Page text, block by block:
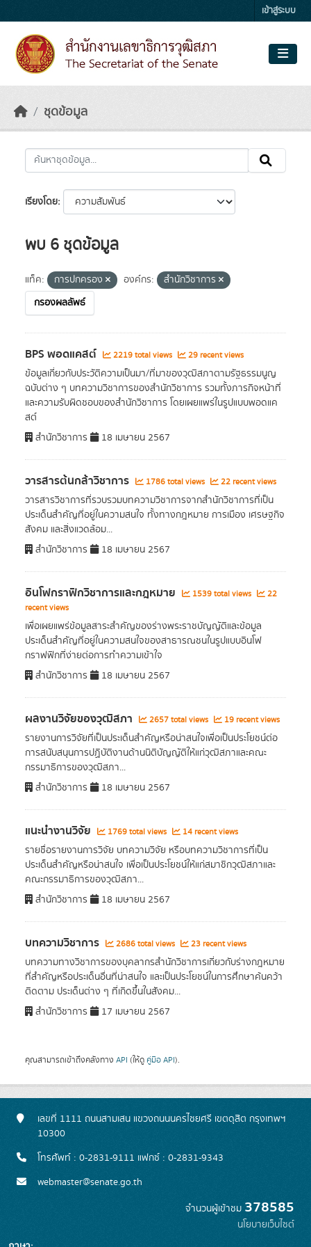
เข้าสู่ระบบ
ชุดข้อมูล
เรียงโดย
พบ 6 ชุดข้อมูล
แท็ค: การปกครอง องค์กร:
สำนักวิชาการ
กรองผลลัพธ์
BPS พอดแคสต์ 2219 total views 29 recent views
ข้อมูลเกี่ยวกับประวัติความเป็นมา/ที่มาของวุฒิสภาตามรัฐธรรมนูญ
ฉบับต่าง ๆ บทความวิชาการของสำนักวิชาการ รวมทั้งภารกิจหน้าที่
และความรับผิดชอบของสำนักวิชาการ โดยเผยแพร่ในรูปแบบพอดแค
สต์
สำนักวิชาการ
18 เมษายน 2567
วารสารต้นกล้าวิชาการ 1786 total views 22 recent views
วารสารวิชาการที่รวบรวมบทความวิชาการจากสำนักวิชาการที่เป็น
ประเด็นสำคัญที่อยู่ในความสนใจ ทั้งทางกฎหมาย การเมือง เศรษฐกิจ
สังคม และสิ่งแวดล้อม...
สำนักวิชาการ
18 เมษายน 2567
อินโฟกราฟิกวิชาการและกฎหมาย 1539 total views
22
recent views
เพื่อเผยแพร่ข้อมูลสาระสำคัญของร่างพระราชบัญญัติและข้อมูล
ประเด็นสำคัญที่อยู่ในความสนใจของสาธารณชนในรูปแบบอินโฟ
กราฟฟิกที่ง่ายต่อการทำความเข้าใจ
สำนักวิชาการ
18 เมษายน 2567
ผลงานวิจัยของวุฒิสภา 2657 total views 19 recent views
รายงานการวิจัยที่เป็นประเด็นสำคัญหรือน่าสนใจเพื่อเป็นประโยชน์ต่อ
การสนับสนุนการปฏิบัติงานด้านนิติบัญญัติให้แก่วุฒิสภาและคณะ
กรรมาธิการของวุฒิสภา...
สำนักวิชาการ
18 เมษายน 2567
แนะนำงานวิจัย 1769 total views 14 recent views
รายชื่อรายงานการวิจัย บทความวิจัย หรือบทความวิชาการที่เป็น
ประเด็นสำคัญหรือน่าสนใจ เพื่อเป็นประโยชน์ให้แก่สมาชิกวุฒิสภาและ
คณะกรรมาธิการของวุฒิสภา...
สำนักวิชาการ
18 เมษายน 2567
บทความวิชาการ 2686 total views 23 recent views
บทความทางวิชาการของบุคลากรสำนักวิชาการเกี่ยวกับร่างกฎหมาย
ที่สำคัญหรือประเด็นอื่นที่น่าสนใจ และเป็นประโยชน์ในการศึกษาค้นคว้า
ติดตาม ประเด็นต่าง ๆ ที่เกิดขึ้นในสังคม...
สำนักวิชาการ
17 เมษายน 2567
คุณสามารถเข้าถึงคลังทาง API (ให้ดู คู่มือ API).
เลขที่ 1111 ถนนสามเสน แขวงถนนนครไชยศรี เขตดุสิต กรุงเทพฯ
10300
โทรศัพท์ : 0-2831-9111 แฟกซ์ : 0-2831-9343
webmaster@senate.go.th
จำนวนผู้เข้าชม 378585
นโยบายเว็บไซต์